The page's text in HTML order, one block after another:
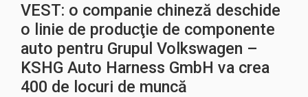
VEST: o companie chineză deschide
o linie de producţie de componente
auto pentru Grupul Volkswagen –
KSHG Auto Harness GmbH va crea
400 de locuri de muncă